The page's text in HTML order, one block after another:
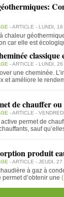
- ARTICLE - LUNDI,
chaleur
car elle est
classique
- ARTICLE - LUNDI,
une cheminée.
et améliore le
de chauffer
- ARTICLE -
permet de
sauf
produit
- ARTICLE - JEUDI,
à gaz à
d’obtenir une